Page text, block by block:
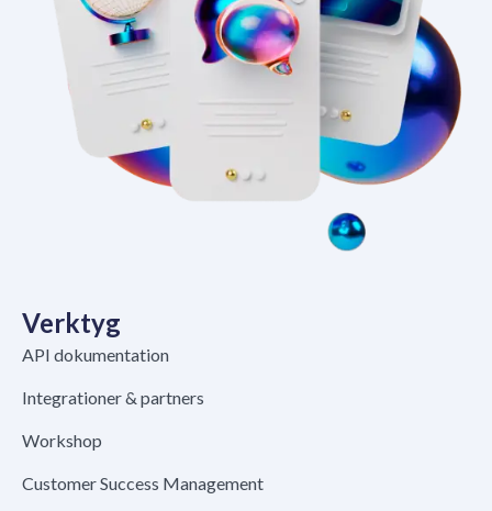
Verktyg
API dokumentation
Integrationer & partners
Workshop
Customer Success Management